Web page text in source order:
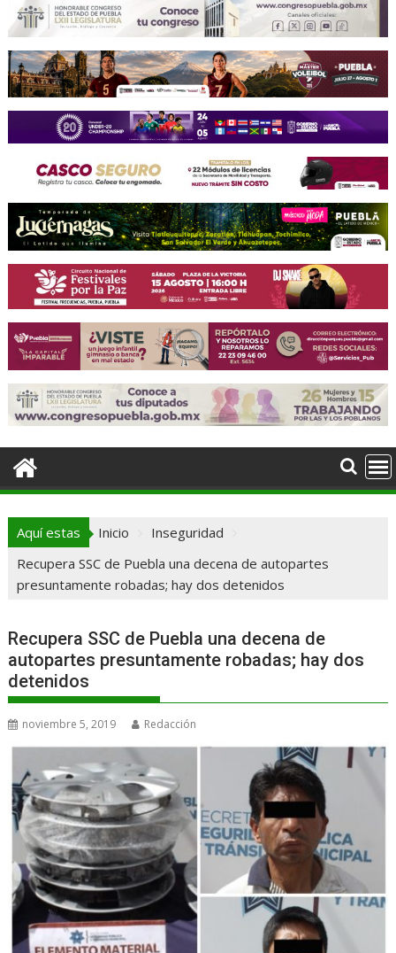
Aquí estas Inicio
Inseguridad
Recupera SSC de Puebla una decena de autopartes
presuntamente robadas; hay dos detenidos
Recupera SSC de Puebla una decena de
autopartes presuntamente robadas; hay dos
detenidos
noviembre 5, 2019 Redacción